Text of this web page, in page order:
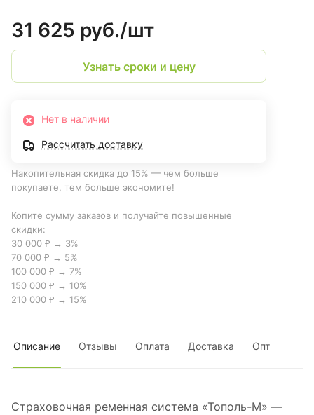
31 625 руб./шт
Узнать сроки и цену
Нет в наличии
Рассчитать доставку
Накопительная скидка до 15% — чем больше
покупаете, тем больше экономите!
Копите сумму заказов и получайте повышенные
скидки:
30 000 ₽ → 3%
70 000 ₽ → 5%
100 000 ₽ → 7%
150 000 ₽ → 10%
210 000 ₽ → 15%
Описание Отзывы Оплата Доставка Опт
Страховочная ременная система «Тополь-М» —